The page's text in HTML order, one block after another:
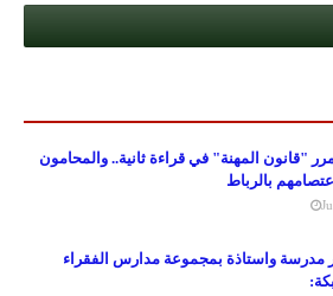
"قانون المهنة" في قراءة ثانية.. والمحامون
بالرباط
مدرسة واستاذة بمجموعة مدارس الفقراء